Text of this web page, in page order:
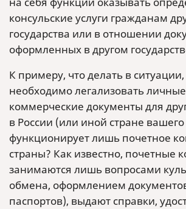
консульские услуги гражданам
государства или в отношении
оформленных в другом
К примеру, что делать в ситуации,
необходимо легализовать
коммерческие документы для
в России (или иной стране
функционирует лишь почетное
страны? Как известно, почетные
занимаются лишь вопросами
обмена, оформлением
паспортов), выдают справки,